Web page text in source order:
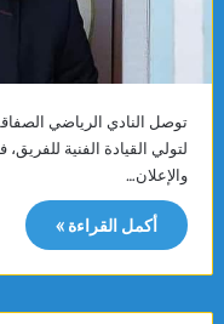
توصل النادي الرياضي
لتولي القيادة الفنية
والإعلان…
أكمل القراءة »